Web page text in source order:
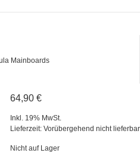
Mainboards
64,90 €
Inkl. 19% MwSt.
Lieferzeit: Vorübergehend nicht lieferbar
Nicht auf Lager